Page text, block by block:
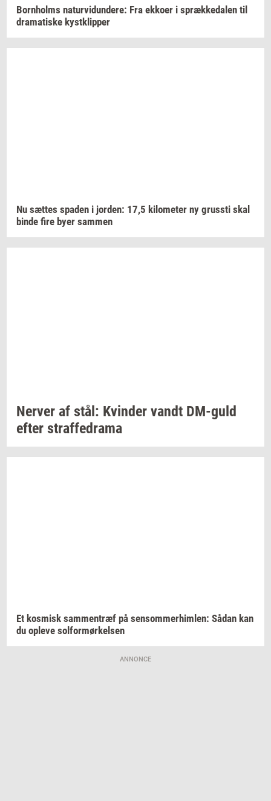
Born­holms na­tur­vi­dun­de­re: Fra ek­ko­er i spræk­ke­da­len til
dra­ma­ti­ske kyst­klip­per
Nu sæt­tes spa­den i jor­den: 17,5 ki­lo­me­ter ny grus­sti skal
binde fire byer sam­men
Ner­ver af stål: Kvin­der vandt DM-​guld
efter straf­fed­ra­ma
Et kos­misk sam­men­træf på sen­som­mer­him­len: Sådan kan
du op­le­ve sol­for­mør­kel­sen
ANNONCE